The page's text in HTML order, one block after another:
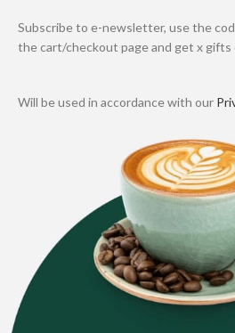
Subscribe to e-newsletter, use the
the cart/checkout page and get x gifts
Will be used in accordance with our